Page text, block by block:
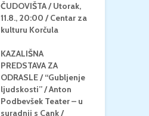
ČUDOVIŠTA / Utorak,
11.8., 20:00 / Centar za
kulturu Korčula
KAZALIŠNA
PREDSTAVA ZA
ODRASLE / “Gubljenje
ljudskosti” / Anton
Podbevšek Teater – u
suradnji s Cank /